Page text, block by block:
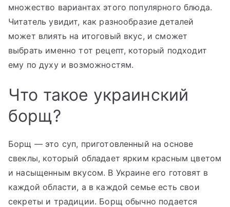
множество вариантах этого популярного блюда.
Читатель увидит, как разнообразие деталей
может влиять на итоговый вкус, и сможет
выбрать именно тот рецепт, который подходит
ему по духу и возможностям.
Что такое украинский
борщ?
Борщ — это суп, приготовленный на основе
свеклы, который обладает ярким красным цветом
и насыщенным вкусом. В Украине его готовят в
каждой области, а в каждой семье есть свои
секреты и традиции. Борщ обычно подается